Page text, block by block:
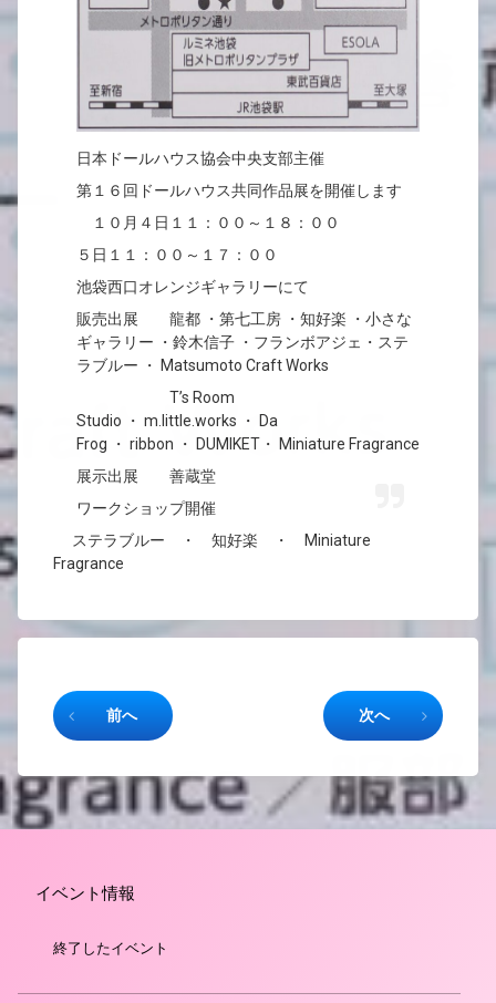
日本ドールハウス協会中央支部主催
第１６回ドールハウス共同作品展を開催します
１０月４日１１：００～１８：００
５日１１：００～１７：００
池袋西口オレンジギャラリーにて
販売出展 龍都 ・第七工房 ・知好楽 ・小さな
ギャラリー ・鈴木信子 ・フランボアジェ・ステ
ラブルー ・ Matsumoto Craft Works
T’s Room
Studio ・ m.little.works ・ Da
Frog ・ ribbon ・ DUMIKET・ Miniature Fragrance
展示出展 善蔵堂
ワークショップ開催
ステラブルー ・ 知好楽 ・ Miniature
Fragrance
前へ 次へ
イベント情報
終了したイベント